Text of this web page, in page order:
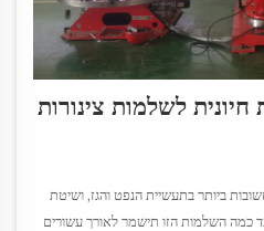
לשלמות צינורות
ביותר בתעשיית הנפט והגז, ושיטת
כמה השלמות הזו תישמר לאורך עשורים